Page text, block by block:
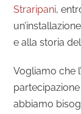
Straripani,
e alla storia
Vogliamo che
abbiamo